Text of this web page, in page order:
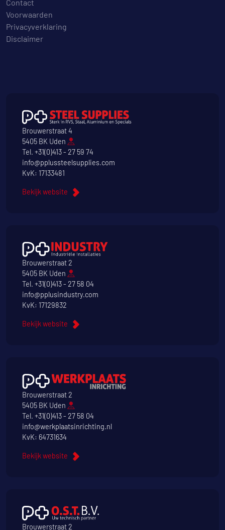
Contact
Voorwaarden
Privacyverklaring
Disclaimer
Brouwerstraat 4
5405 BK Uden
Tel. +31(0)413 - 27 59 74
info@pplussteelsupplies.com
KvK: 17133481
Bekijk website
Brouwerstraat 2
5405 BK Uden
Tel. +31(0)413 - 27 58 04
info@pplusindustry.com
KvK: 17129832
Bekijk website
Brouwerstraat 2
5405 BK Uden
Tel. +31(0)413 - 27 58 04
info@werkplaatsinrichting.nl
KvK: 64731634
Bekijk website
Brouwerstraat 2